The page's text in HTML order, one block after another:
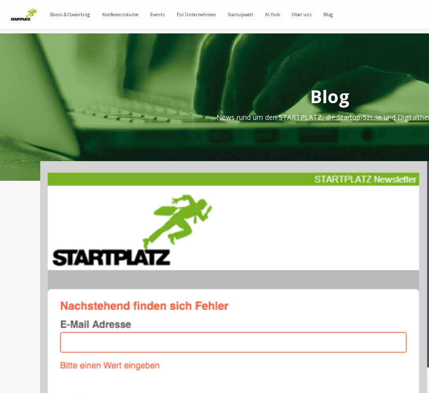
Büros & Coworking Konferenzräume Events Für Unternehmen Startupwelt AI Hub Über uns Blog
Blog
News rund um den STARTPLATZ, die Startup-Szene und